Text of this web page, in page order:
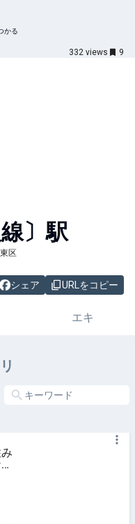
かる
332 views 9
〕駅
区
シェア URLをコピー
エキ